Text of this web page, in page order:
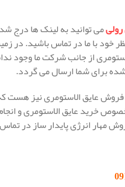
می توانید به لینک ها درج
خود با ما در تماس باشید. در
از جانب شرکت ما وجود
برای شما ارسال می گردد.
عایق الاستومری نیز هست
خرید عایق الاستومری و
مهار انرژی پایدار ساز در